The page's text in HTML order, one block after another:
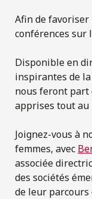
Afin de favoriser
conférences sur
Disponible en
inspirantes de
nous feront part
apprises tout au
Joignez-vous à
femmes, avec
associée
des sociétés
de leur parcours